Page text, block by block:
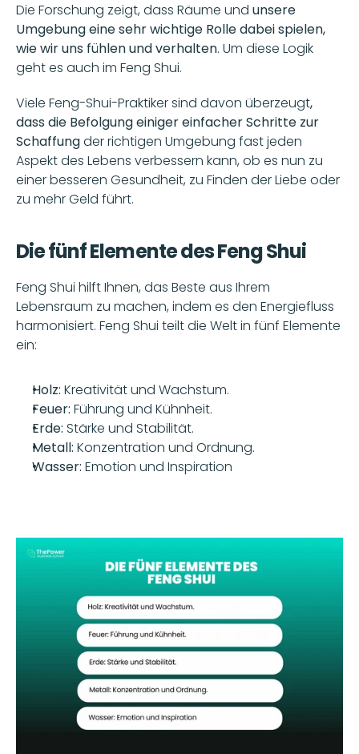
Die Forschung zeigt, dass Räume und unsere
Umgebung eine sehr wichtige Rolle dabeispielen,
wie wir uns fühlen und verhalten. Um diese Logik
geht es auch im Feng Shui.
Viele Feng-Shui-Praktiker sind davon überzeugt,
dass die Befolgung einiger einfacher Schritte zur
Schaffung der richtigen Umgebung fast jeden
Aspekt des Lebens verbessern kann, ob es nun zu
einer besseren Gesundheit, zu Finden der Liebe oder
zu mehr Geld führt.
Die fünf Elemente des Feng Shui
Feng Shui hilft Ihnen, das Beste aus Ihrem
Lebensraum zu machen, indem es den Energiefluss
harmonisiert. Feng Shui teilt die Welt in fünf Elemente
ein:
Holz: Kreativität und Wachstum.
Feuer: Führung und Kühnheit.
Erde: Stärke und Stabilität.
Metall: Konzentration und Ordnung.
Wasser: Emotion und Inspiration